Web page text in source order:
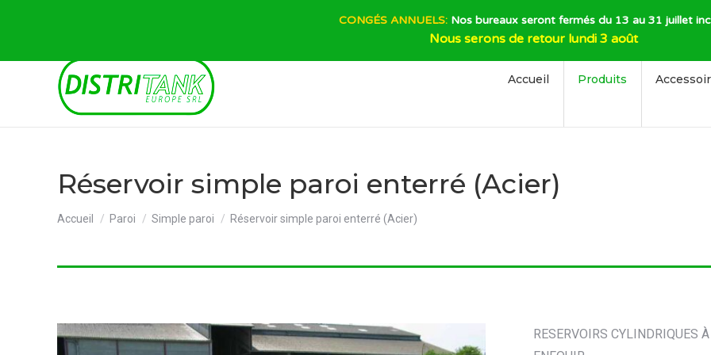
Accueil Produits
Réservoir simple paroi enterré (Acier)
Vous êtes ici :
Accueil Paroi Simple paroi Réservoir simple paroi enterré (Acier)
RESERVOIRS CYLINDRIQUES
CONGÉS ANNUELS: Nos bureaux seront fermés du 13 au 31 juillet
Nous serons de retour lundi 3 août